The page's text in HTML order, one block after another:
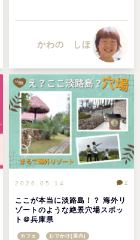
かわの しほ
2026.05.14
ここが本当に淡路島！？ 海外リ
ゾートのような絶景穴場スポッ
ト＠兵庫県
2
カフェ おでかけ(屋内)